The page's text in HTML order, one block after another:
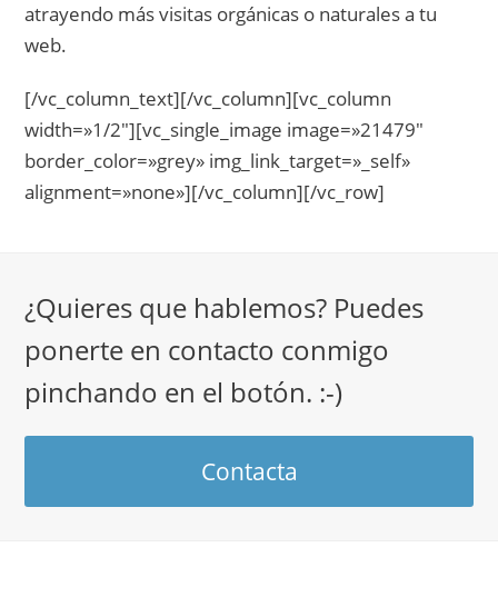
atrayendo más visitas orgánicas o naturales a tu
web.
[/vc_column_text][/vc_column][vc_column
width=»1/2″][vc_single_image image=»21479″
border_color=»grey» img_link_target=»_self»
alignment=»none»][/vc_column][/vc_row]
¿Quieres que hablemos? Puedes
ponerte en contacto conmigo
pinchando en el botón. :-)
Contacta